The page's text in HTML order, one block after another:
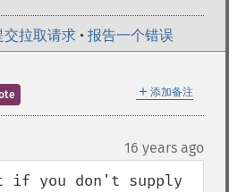
交拉取请求 • 报告一个错误
＋ 添加备注
16 years ago
if you don't supply